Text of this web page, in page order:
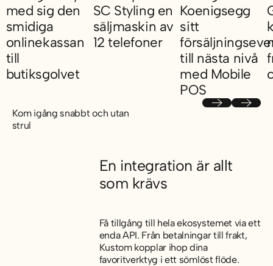
med sig den
smidiga
onlinekassan
till
butiksgolvet
Så tog Skolyx med sig den smidiga onlinekassan till
SC Styling en
säljmaskin av
12 telefoner
Så skapade SC Styling en säljmaskin av
Koenigsegg
sitt
till nästa nivå
med Mobile
POS
Så tog Koenigsegg
PreviousNext
Kom igång snabbt och utan
strul
En integration är allt
som krävs
Få tillgång till hela ekosystemet via ett
enda API. Från betalningar till frakt,
Kustom kopplar ihop dina
favoritverktyg i ett sömlöst flöde.